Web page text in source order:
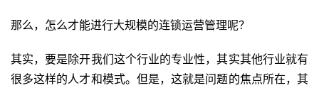
那么，怎么才能进行大规模的连锁运营管理呢？
其实，要是除开我们这个行业的专业性，其实其他行业就有
很多这样的人才和模式。但是，这就是问题的焦点所在，其